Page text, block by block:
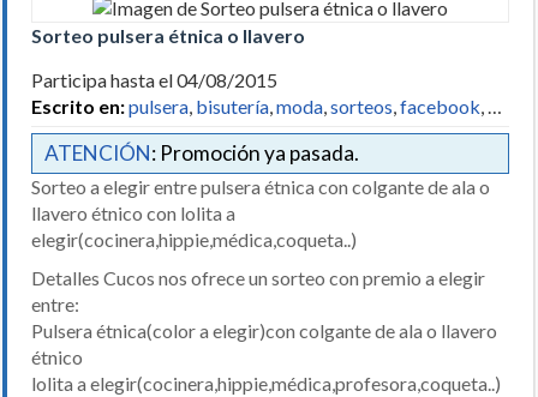
Sorteo pulsera étnica o llavero
Participa hasta el 04/08/2015
Escrito en:pulsera, bisutería,moda,sorteos,facebook, …
ATENCIÓN: Promoción ya pasada.
Sorteo a elegir entre pulsera étnica con colgante de ala o
llavero étnico con lolita a
elegir(cocinera,hippie,médica,coqueta..)
Detalles Cucos nos ofrece un sorteo con premio a elegir
entre:
Pulsera étnica(color a elegir)con colgante de ala o llavero
étnico
lolita a elegir(cocinera,hippie,médica,profesora,coqueta..)